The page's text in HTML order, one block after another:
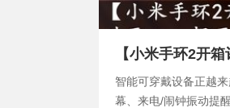
【小米手环2开
智能可穿戴设备正越
幕、来电/闹钟振动提